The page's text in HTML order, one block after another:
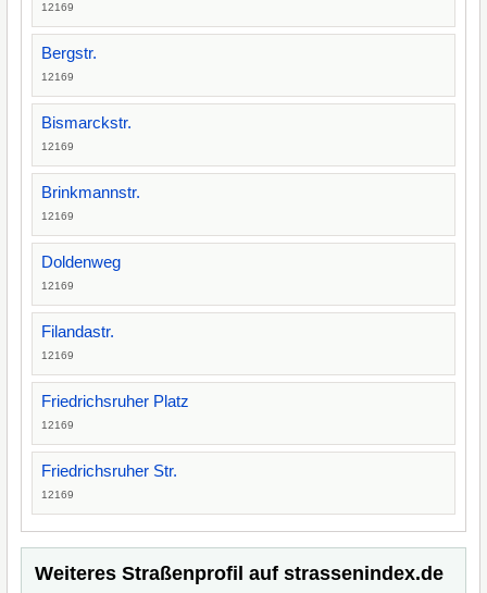
12169
Bergstr.
12169
Bismarckstr.
12169
Brinkmannstr.
12169
Doldenweg
12169
Filandastr.
12169
Friedrichsruher Platz
12169
Friedrichsruher Str.
12169
Weiteres Straßenprofil auf strassenindex.de